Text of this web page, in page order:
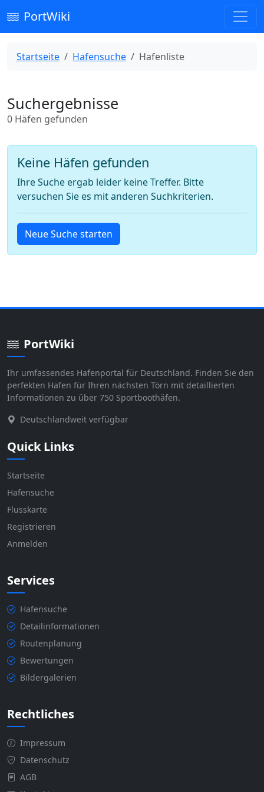
PortWiki
Startseite Hafensuche Hafenliste
Suchergebnisse
0 Häfen gefunden
Keine Häfen gefunden
Ihre Suche ergab leider keine Treffer. Bitte
versuchen Sie es mit anderen Suchkriterien.
Neue Suche starten
PortWiki
Ihr umfassendes Hafenportal für Deutschland. Finden Sie den
perfekten Hafen für Ihren nächsten Törn mit detaillierten
Informationen zu über 750 Sportboothäfen.
Deutschlandweit verfügbar
Quick Links
Startseite
Hafensuche
Flusskarte
Registrieren
Anmelden
Services
Hafensuche
Detailinformationen
Routenplanung
Bewertungen
Bildergalerien
Rechtliches
Impressum
Datenschutz
AGB